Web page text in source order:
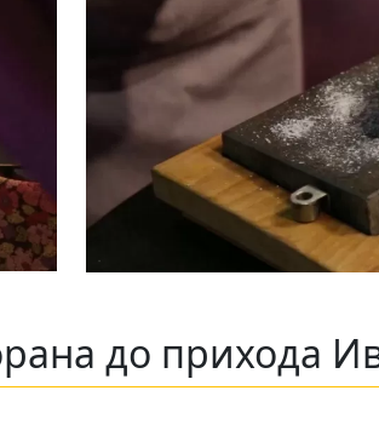
до прихода